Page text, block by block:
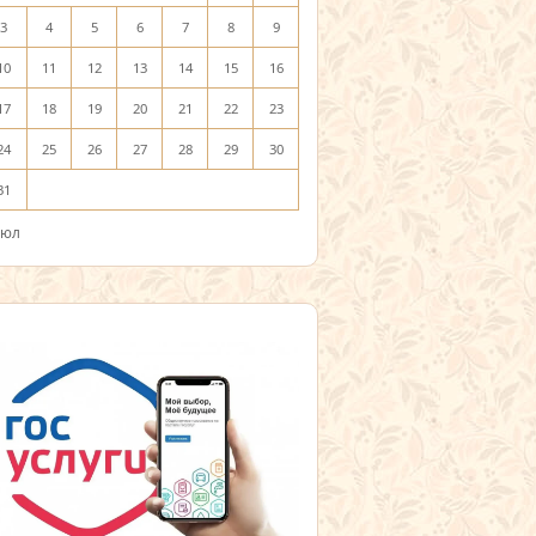
3 4 5 6 7 8 9
11 12 13 14 15 16
18 19 20 21 22 23
25 26 27 28 29 30